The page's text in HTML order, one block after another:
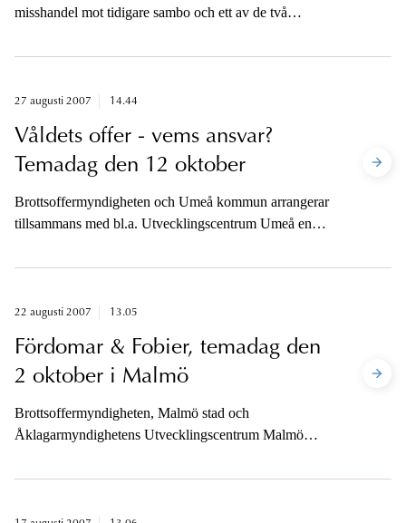
misshandel mot tidigare sambo och ett av de två
27 augusti 2007 14.44
Våldets offer - vems ansvar?
Temadag den 12 oktober
Brottsoffermyndigheten och Umeå kommun arrangerar
tillsammans med bl.a. Utvecklingscentrum Umeå en
22 augusti 2007 13.05
Fördomar & Fobier, temadag den
2 oktober i Malmö
Brottsoffermyndigheten, Malmö stad och
Åklagarmyndighetens Utvecklingscentrum Malmö
fobier kan skapa brottsoffer och påverka mötet med